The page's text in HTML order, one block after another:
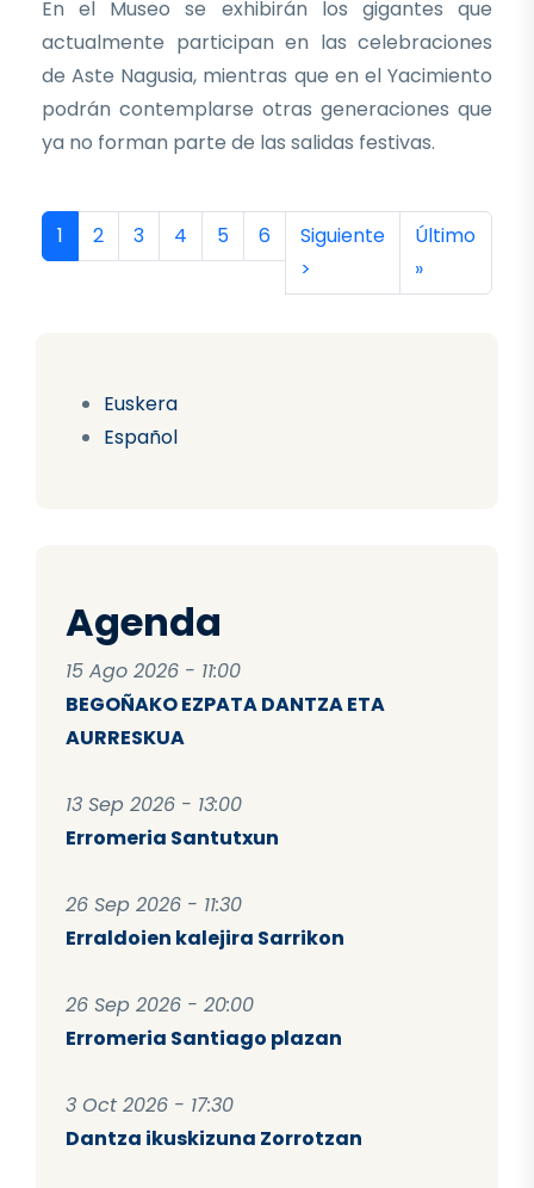
Euskera
Español
Agenda
15 Ago 2026 - 11:00
BEGOÑAKO EZPATA DANTZA ETA
AURRESKUA
13 Sep 2026 - 13:00
Erromeria Santutxun
26 Sep 2026 - 11:30
Erraldoien kalejira Sarrikon
26 Sep 2026 - 20:00
Erromeria Santiago plazan
3 Oct 2026 - 17:30
Dantza ikuskizuna Zorrotzan
En el Museo se exhibirán los gigantes que
actualmente participan en las celebraciones
de Aste Nagusia, mientras que en el Yacimiento
podrán contemplarse otras generaciones que
ya no forman parte de las salidas festivas.
Paginación
Página actual
1 Página
2 Página
3 Página
4 Página
5 Página
6 Siguiente página
Siguiente
>
Última
Último
»